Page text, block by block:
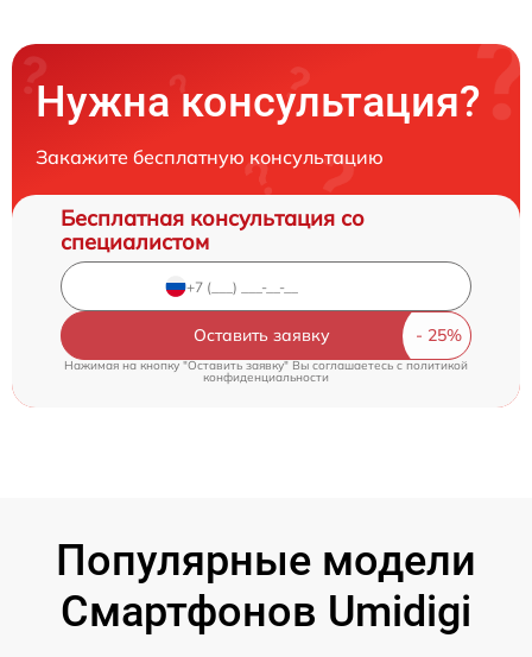
Нужна консультация?
Закажите бесплатную консультацию
Бесплатная консультация со
специалистом
Оставить заявку
Нажимая на кнопку "Оставить заявку" Вы соглашаетесь c политикой
конфиденциальности
Популярные модели
Смартфонов Umidigi